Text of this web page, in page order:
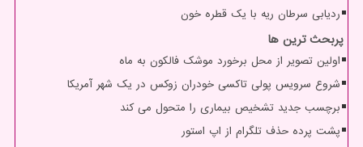
ردیابی سرطان ریه با یک قطره خون
پربحث ترین ها
اولین تصویر از محل برخورد موشک فالکون به ماه
شروع سرویس پولی تاکسی خودران زوکس در یک شهر آمریکا
برچسب جدید تشخیص بیماری را متحول می کند
پشت پرده حذف تلگرام از اپ استور